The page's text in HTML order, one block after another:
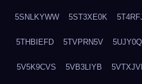
5SNLKYWW 5ST3XE0K
5THBIEFD 5TVPRN5V
5V5K9CVS 5VB3LIYB